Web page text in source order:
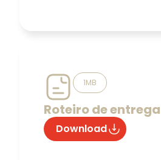
1MB
Roteiro de entrega
Download